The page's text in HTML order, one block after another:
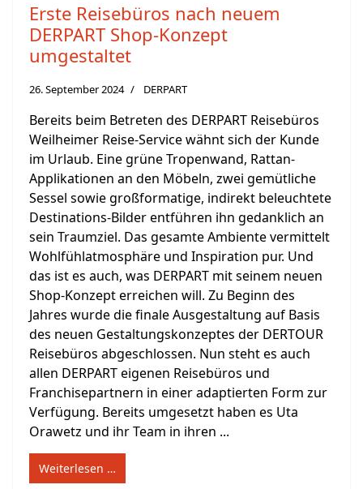
Erste Reisebüros nach neuem
DERPART Shop-Konzept
umgestaltet
26. September 2024 DERPART
Bereits beim Betreten des DERPART Reisebüros
Weilheimer Reise-Service wähnt sich der Kunde
im Urlaub. Eine grüne Tropenwand, Rattan-
Applikationen an den Möbeln, zwei gemütliche
Sessel sowie großformatige, indirekt beleuchtete
Destinations-Bilder entführen ihn gedanklich an
sein Traumziel. Das gesamte Ambiente vermittelt
Wohlfühlatmosphäre und Inspiration pur. Und
das ist es auch, was DERPART mit seinem neuen
Shop-Konzept erreichen will. Zu Beginn des
Jahres wurde die finale Ausgestaltung auf Basis
des neuen Gestaltungskonzeptes der DERTOUR
Reisebüros abgeschlossen. Nun steht es auch
allen DERPART eigenen Reisebüros und
Franchisepartnern in einer adaptierten Form zur
Verfügung. Bereits umgesetzt haben es Uta
Orawetz und ihr Team in ihren ...
Weiterlesen …